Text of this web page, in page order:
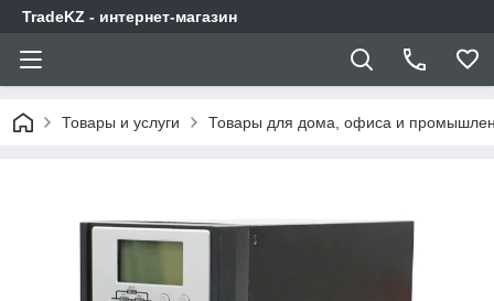
TradeKZ - интернет-магазин
Товары и услуги Товары для дома, офиса и